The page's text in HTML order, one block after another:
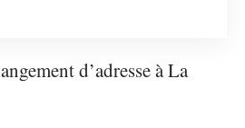
d’adresse à La